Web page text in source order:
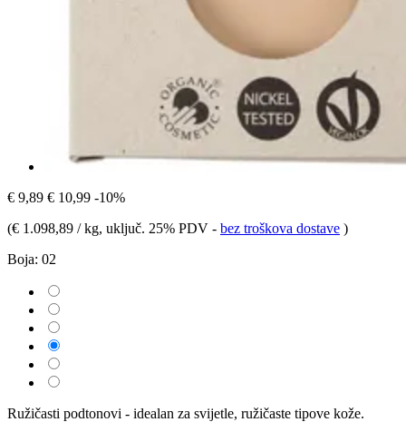
€ 9,89 € 10,99 -10%
(€ 1.098,89 / kg, uključ. 25% PDV - bez troškova dostave )
Boja: 02
Ružičasti podtonovi - idealan za svijetle, ružičaste tipove kože.